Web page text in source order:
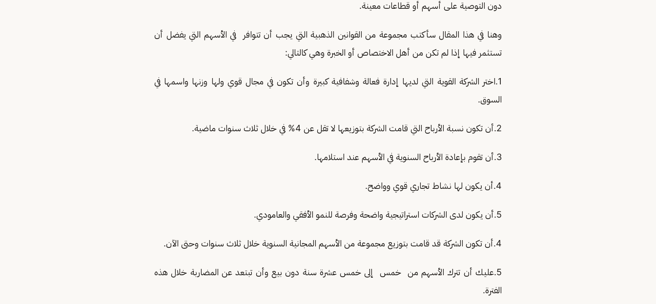
دون التوصية على أسهم أو قطاعات معينة.
وهنا في هذا المقال سأكتب مجموعة من القوانين الذهبية التي يجب أن تتوافر في الأسهم التي يفضل أن
تستثمر فيها إذا لم تكن من أهل الاختصاص أو الخبرة وهي كالتالي:
1.اختر الشركة القوية التي لديها إدارة فعالة وشفافية كبيرة وأن تكون في مجال قوي ولها وزنها واسمها في
السوق.
2.أن تكون نسبة الأرباح التي قامت الشركة بتوزيعها لا تقل عن 4% في خلال ثلاث سنوات ماضية.
3.أن تقوم بإعادة الأرباح السنوية في الأسهم عند استلامها.
4.أن يكون لها نشاط تجاري قوي وواضح.
5.أن يكون لدى الشركات استراتيجية واضحة وفرصة للنمو الأفقي والعامودي.
4.أن تكون الشركة قد قامت بتوزيع مجموعة من الأسهم المجانية السنوية خلال ثلاث سنوات وحتى الآن.
5.عليك أن تترك الأسهم من خمس إلى خمس عشرة سنة دون بيع وأن تبتعد عن المضاربة خلال هذه
الفترة.